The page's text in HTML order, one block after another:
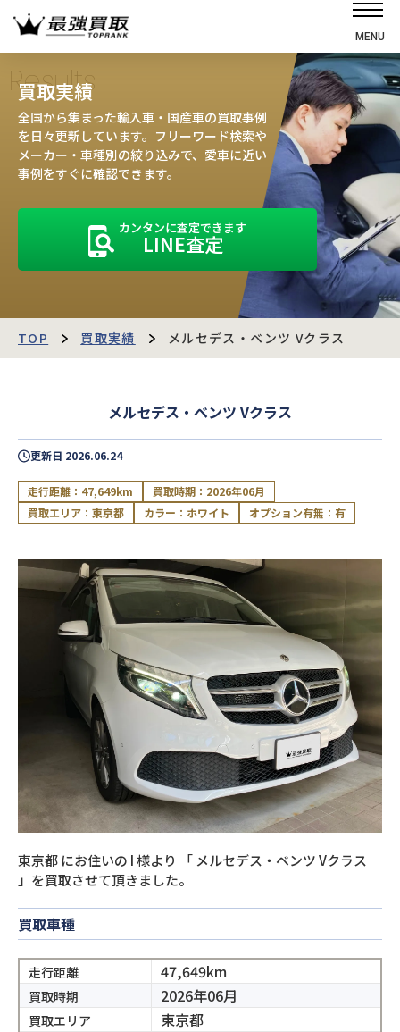
MENU
選ばれる理由
高価買取の仕組み
売却の流れ
お客様の声
運営会社
最強買取マガジン
閉じる
Results
買取実績
全国から集まった輸入車・国産車の買取事例
を日々更新しています。フリーワード検索や
メーカー・車種別の絞り込みで、愛車に近い
事例をすぐに確認できます。
カンタンに査定できます
LINE査定
TOP 買取実績 メルセデス・ベンツ Vクラス
メルセデス・ベンツ Vクラス
更新日 2026.06.24
走行距離：47,649km
買取時期：2026年06月
買取エリア：東京都
カラー：ホワイト オプション有無：有
東京都にお住いの I様より 「 メルセデス・ベンツ Vクラス
」を買取させて頂きました。
買取車種
走行距離 47,649km
買取時期 2026年06月
買取エリア 東京都